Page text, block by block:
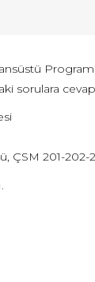
sorulara
ÇSM 201-202-
.